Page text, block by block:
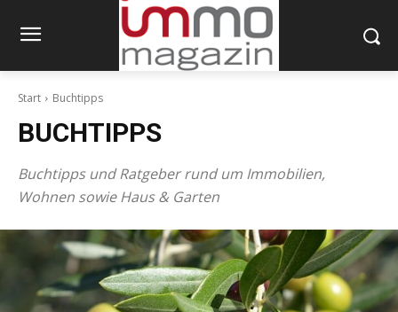
Start Buchtipps
BUCHTIPPS
Buchtipps und Ratgeber rund um Immobilien,
Wohnen sowie Haus & Garten